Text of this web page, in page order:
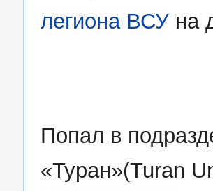
легиона ВСУ на
Попал в
«Туран»(Turan